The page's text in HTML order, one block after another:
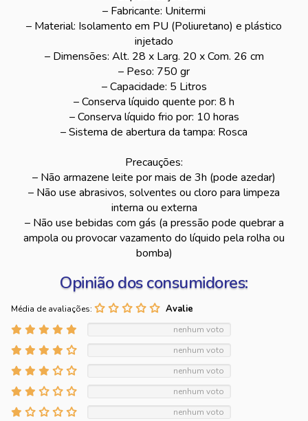
– Fabricante: Unitermi
– Material: Isolamento em PU (Poliuretano) e plástico
injetado
– Dimensões: Alt. 28 x Larg. 20 x Com. 26 cm
– Peso: 750 gr
– Capacidade: 5 Litros
– Conserva líquido quente por: 8 h
– Conserva líquido frio por: 10 horas
– Sistema de abertura da tampa: Rosca
Precauções:
– Não armazene leite por mais de 3h (pode azedar)
– Não use abrasivos, solventes ou cloro para limpeza
interna ou externa
– Não use bebidas com gás (a pressão pode quebrar a
ampola ou provocar vazamento do líquido pela rolha ou
bomba)
Opinião dos consumidores:
Média de avaliações:
nenhum voto
nenhum voto
nenhum voto
nenhum voto
nenhum voto